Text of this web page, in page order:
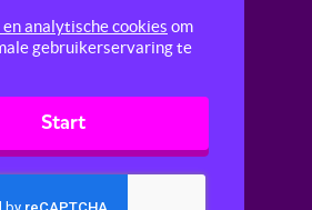
analytische cookies om
gebruikerservaring te
Start